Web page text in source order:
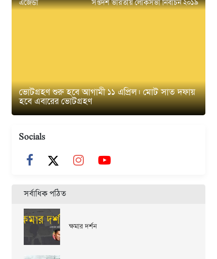
এজেন্ডা সপ্তদশ ভারতীয় লোকসভা নির্বাচন ২০১৯
ভোটগ্রহণ শুরু হবে আগামী ১১ এপ্রিল। মোট সাত দফায়
হবে এবারের ভোটগ্রহণ
Socials
সর্বাধিক পঠিত
ক্ষমার দর্শন